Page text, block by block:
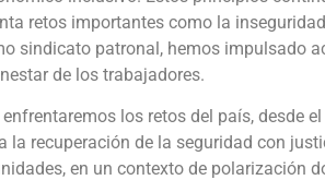
retos importantes como la
sindicato patronal, hemos impulsado
de los trabajadores.
los retos del país, desde
la recuperación de la seguridad con
en un contexto de polarización